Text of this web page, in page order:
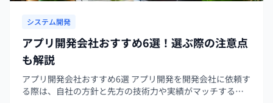
システム開発
アプリ開発会社おすすめ6選！選ぶ際の注意点
も解説
アプリ開発会社おすすめ6選 アプリ開発を開発会社に依頼す
る際は、自社の方針と先方の技術力や実績がマッチするこ